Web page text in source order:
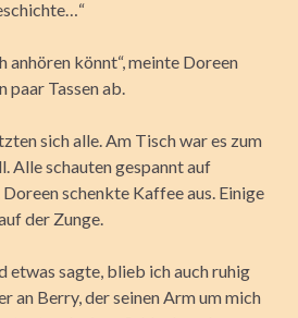
anhören könnt“, meinte Doreen
Tassen ab.
sich alle. Am Tisch war es zum
Alle schauten gespannt auf
schenkte Kaffee aus. Einige
der Zunge.
etwas sagte, blieb ich auch ruhig
an Berry, der seinen Arm um mich